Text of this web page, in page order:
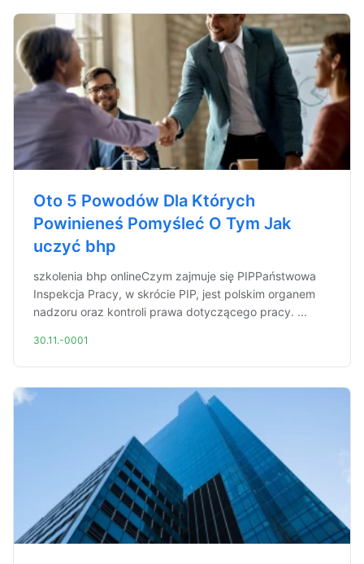
Oto 5 Powodów Dla Których
Powinieneś Pomyśleć O Tym Jak
uczyć bhp
szkolenia bhp onlineCzym zajmuje się PIPPaństwowa
Inspekcja Pracy, w skrócie PIP, jest polskim organem
nadzoru oraz kontroli prawa dotyczącego pracy. ...
30.11.-0001